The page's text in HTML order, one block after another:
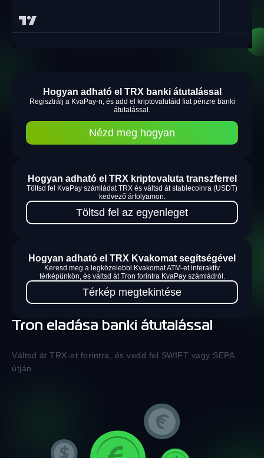
Tron eladása banki átutalással
Váltsd át TRX-et forintra, és vedd fel SWIFT vagy SEPA
útján.
Hogyan adható el TRX banki átutalással
Regisztrálj a KvaPay-n, és add el kriptovalutáid fiat pénzre banki
átutalással.
Nézd meg hogyan
Hogyan adható el TRX kriptovaluta transzferrel
Töltsd fel KvaPay számládat TRX és váltsd át stablecoinra (USDT)
kedvező árfolyamon.
Töltsd fel az egyenleget
Hogyan adható el TRX Kvakomat segítségével
Keresd meg a legközelebbi Kvakomat ATM-et interaktív
térképünkön, és váltsd át Tron forintra KvaPay számládról.
Térkép megtekintése